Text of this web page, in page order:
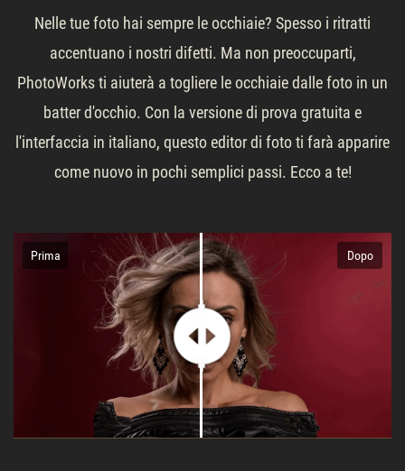
Nelle tue foto hai sempre le occhiaie? Spesso i ritratti
accentuano i nostri difetti. Ma non preoccuparti,
PhotoWorks ti aiuterà a togliere le occhiaie dalle foto in un
batter d'occhio. Con la versione di prova gratuita e
l'interfaccia in italiano, questo editor di foto ti farà apparire
come nuovo in pochi semplici passi. Ecco a te!
Prima Dopo